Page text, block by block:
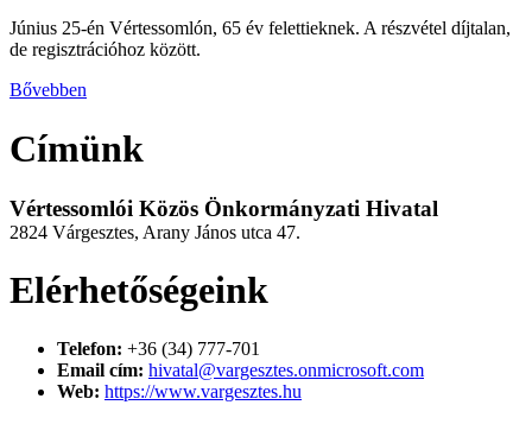
Június 25-én Vértessomlón, 65 év felettieknek. A részvétel díjtalan,
de regisztrációhoz között.
Bővebben
Címünk
Vértessomlói Közös Önkormányzati Hivatal
2824 Várgesztes, Arany János utca 47.
Elérhetőségeink
Telefon: +36 (34) 777-701
Email cím: hivatal@vargesztes.onmicrosoft.com
Web: https://www.vargesztes.hu